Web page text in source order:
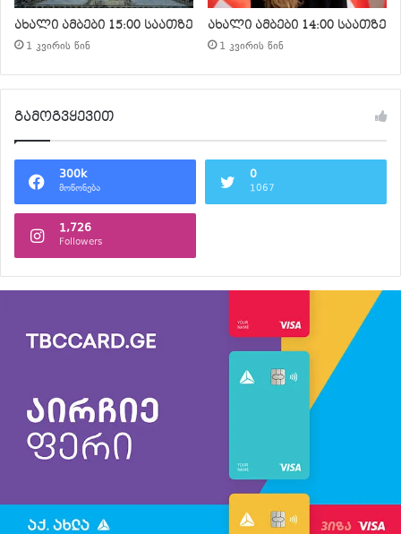
ახალი ამბები 15:00 საათზე
1 კვირის წინ
ახალი ამბები 14:00 საათზე
1 კვირის წინ
გამოგვყევით
300k
მოწონება
0
1067
1,726
Followers